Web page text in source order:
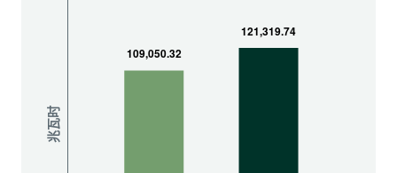
自2024╱25财年起，D·PARK愉景新城以及松龄在营运时产生
的碳排放量已纳入报告范围，导致总碳排放量（范围1及2）的
增加。